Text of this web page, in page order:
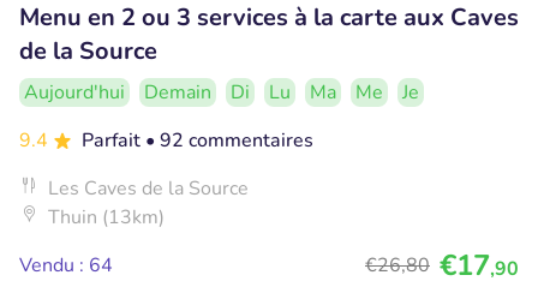
Menu en 2 ou 3 services à la carte aux Caves
de la Source
Aujourd'hui Demain Di Lu Ma Me
Je
9.4
Parfait • 92 commentaires
Les Caves de la Source
Thuin (13km)
Vendu : 64
€26,80 €17,90